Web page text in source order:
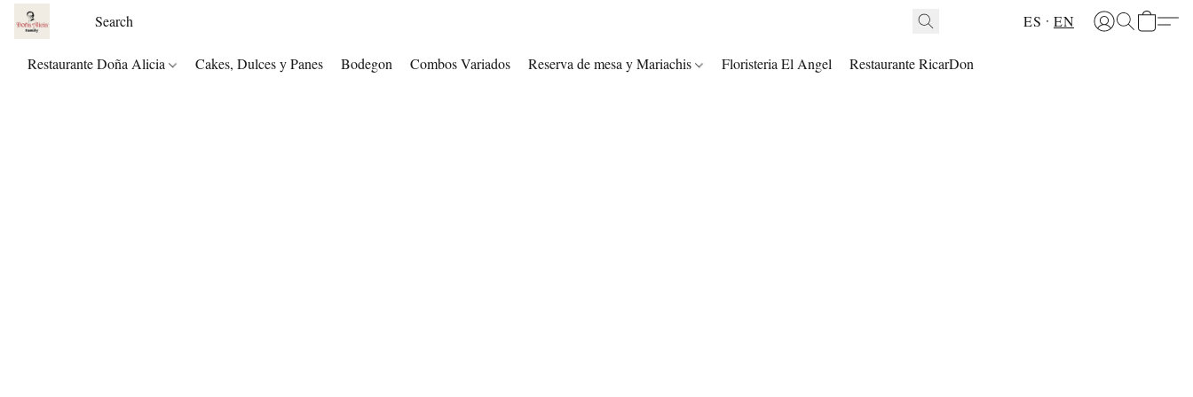
ES EN
Restaurante Doña Alicia Cakes, Dulces y Panes Bodegon Combos Variados Reserva de mesa y Mariachis Floristeria El Angel Restaurante RicarDon